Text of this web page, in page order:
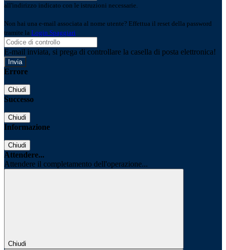
all'indirizzo indicato con le istruzioni necessarie.
Non hai una e-mail associata al nome utente? Effettua il reset della password
tramite la Login Spaggiari
E-mail inviata, si prega di controllare la casella di posta elettronica!
Errore
Chiudi
Successo
Chiudi
Informazione
Chiudi
Attendere...
Attendere il completamento dell'operazione...
Chiudi